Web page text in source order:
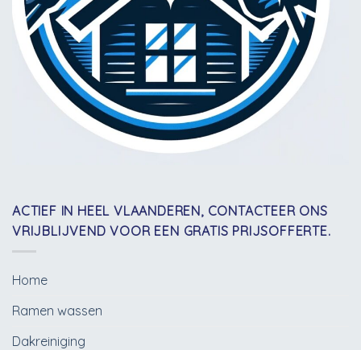
ACTIEF IN HEEL VLAANDEREN, CONTACTEER ONS
VRIJBLIJVEND VOOR EEN GRATIS PRIJSOFFERTE.
Home
Ramen wassen
Dakreiniging